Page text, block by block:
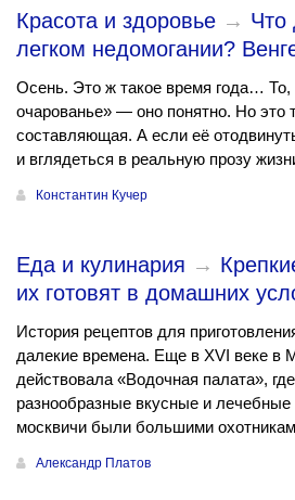
Красота и здоровье → Что
легком недомогании?
Осень. Это ж такое время года… То,
очарованье» — оно понятно. Но это
составляющая. А если её
и вглядеться в реальную прозу
Константин Кучер
Еда и кулинария →
их готовят в домашних
История рецептов для
далекие времена. Еще в XVI веке в
действовала «Водочная палата»,
разнообразные вкусные и лечебные
москвичи были большими
Александр Платов